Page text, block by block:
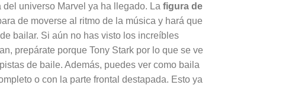
del universo Marvel ya ha llegado. La figura de
de moverse al ritmo de la música y hará que
bailar. Si aún no has visto los increíbles
prepárate porque Tony Stark por lo que se ve
de baile. Además, puedes ver como baila
o con la parte frontal destapada. Esto ya